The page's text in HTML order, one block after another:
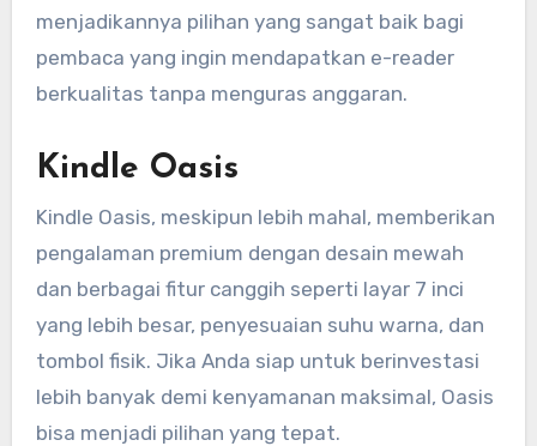
menjadikannya pilihan yang sangat baik bagi
pembaca yang ingin mendapatkan e-reader
berkualitas tanpa menguras anggaran.
Kindle Oasis
Kindle Oasis, meskipun lebih mahal, memberikan
pengalaman premium dengan desain mewah
dan berbagai fitur canggih seperti layar 7 inci
yang lebih besar, penyesuaian suhu warna, dan
tombol fisik. Jika Anda siap untuk berinvestasi
lebih banyak demi kenyamanan maksimal, Oasis
bisa menjadi pilihan yang tepat.